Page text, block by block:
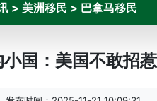
> 美洲移民 > 巴拿马移民
国：美国不敢招